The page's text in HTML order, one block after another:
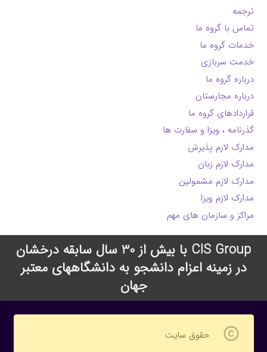
ترجمه
تماس با گروه ما
خدمات گروه ما
خدمت سربازی
درباره گروه ما
درباره مجارستان
قراردادهای گروه ما
گذرنامه ، ویزا و سفارت ها
مدارک لازم پذیرش
مدارک لازم زبان
مدارک لازم مشمولین
مدارک لازم ویزا
مراکز و سازمان های مهم
CIS Group با بیش از 30 سال سابقه درخشان
در زمینه اعزام دانشجو به دانشگاههای معتبر
جهان
copyright حقوق سایت